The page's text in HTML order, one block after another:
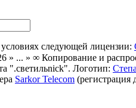
следующей лицензии:
» ... » ∞ Копирование и
".светильnick". Логотип:
Sarkor Telecom (регистрация